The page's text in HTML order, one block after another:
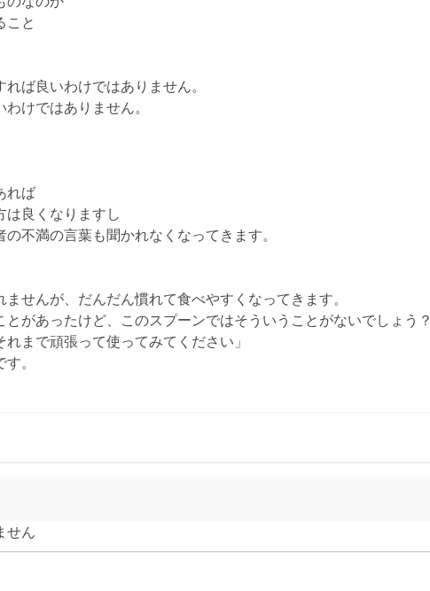
こと
ば良いわけではありません。
けではありません。
れば
は良くなりますし
不満の言葉も聞かれなくなってきます。
ませんが、だんだん慣れて食べやすくなってきます。
があったけど、このスプーンではそういうことがないでしょう？
まで頑張って使ってみてください」
。
せん